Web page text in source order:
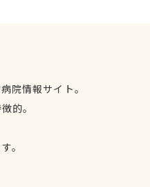
院情報サイト。
的。
。